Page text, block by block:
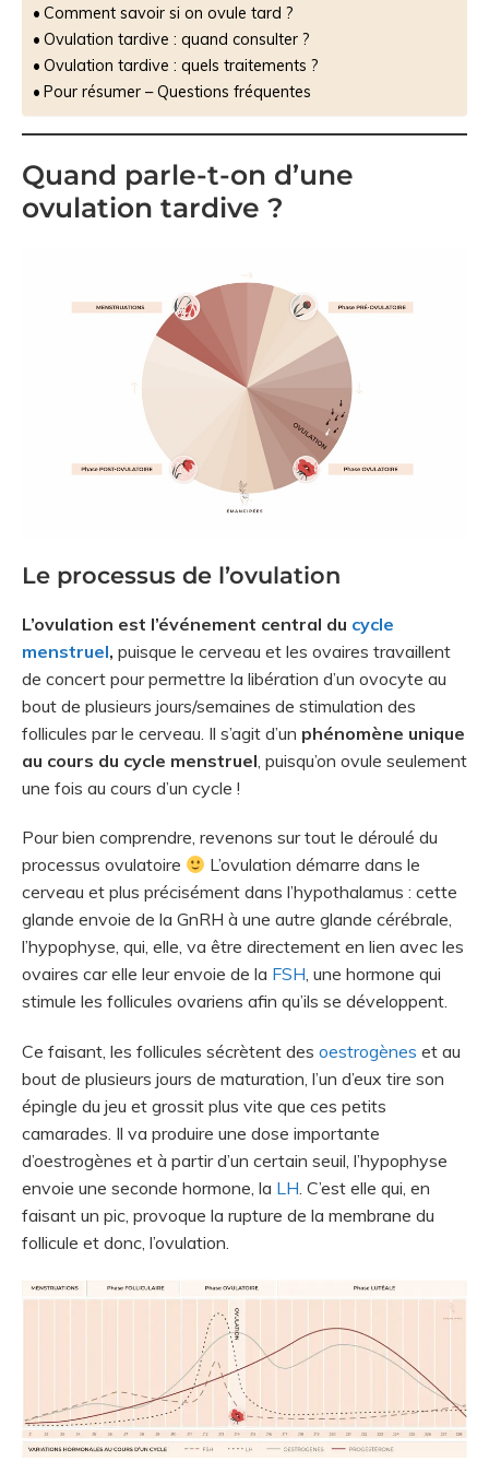
Comment savoir si on ovule tard ?
Ovulation tardive : quand consulter ?
Ovulation tardive : quels traitements ?
Pour résumer – Questions fréquentes
Quand parle-t-on d’une
ovulation tardive ?
Le processus de l’ovulation
L’ovulation est l’événement central du cycle
menstruel, puisque le cerveau et les ovaires travaillent
de concert pour permettre la libération d’un ovocyte au
bout de plusieurs jours/semaines de stimulation des
follicules par le cerveau. Il s’agit d’un phénomène unique
au cours du cycle menstruel , puisqu’on ovule seulement
une fois au cours d’un cycle !
Pour bien comprendre, revenons sur tout le déroulé du
processus ovulatoire
L’ovulation démarre dans le
cerveau et plus précisément dans l’hypothalamus : cette
glande envoie de la GnRH à une autre glande cérébrale,
l’hypophyse, qui, elle, va être directement en lien avec les
ovaires car elle leur envoie de la FSH, une hormone qui
stimule les follicules ovariens afin qu’ils se développent.
Ce faisant, les follicules sécrètent des oestrogènes et au
bout de plusieurs jours de maturation, l’un d’eux tire son
épingle du jeu et grossit plus vite que ces petits
camarades. Il va produire une dose importante
d’oestrogènes et à partir d’un certain seuil, l’hypophyse
envoie une seconde hormone, la LH. C’est elle qui, en
faisant un pic, provoque la rupture de la membrane du
follicule et donc, l’ovulation.